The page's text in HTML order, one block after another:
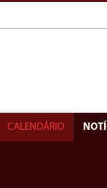
CALENDÁRIO